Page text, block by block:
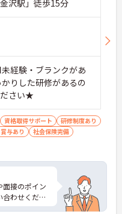
沢駅」徒歩15分
経験・ブランクがあ
りした研修があるの
さい★
資格取得サポート
研修制度あり
与あり
社会保険完備
面接のポイン
合わせくださ